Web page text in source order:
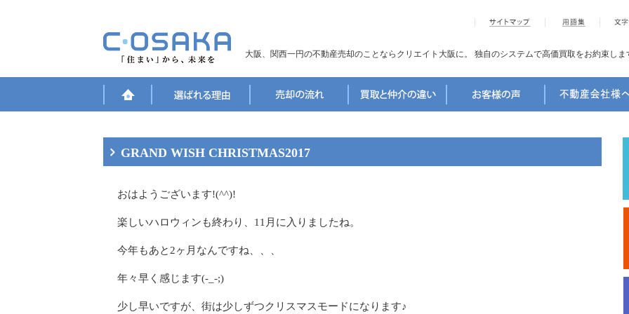
大阪、関西一円の不動産売却のことならクリエイト大阪に。 独自のシステムで高価買取をお約束しま
GRAND WISH CHRISTMAS2017
おはようございます!(^^)!
楽しいハロウィンも終わり、11月に入りましたね。
今年もあと2ヶ月なんですね、、、
年々早く感じます(-_-;)
少し早いですが、街は少しずつクリスマスモードになります♪